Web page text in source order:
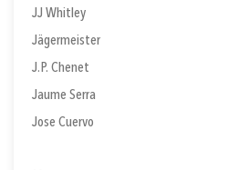
JJ Whitley
Jägermeister
J.P. Chenet
Jaume Serra
Jose Cuervo